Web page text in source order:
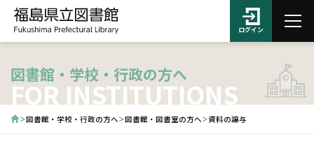
ログイン
図書館・学校・行政の方へ
FOR INSTITUTIONS
図書館・学校・行政の方へ 図書館・図書室の方へ 資料の譲与